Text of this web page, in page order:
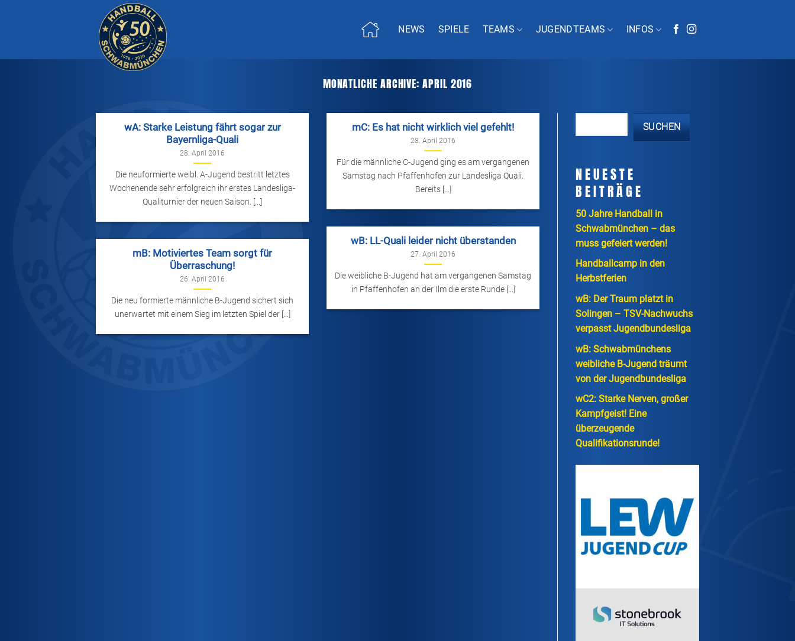
NEWS SPIELE TEAMS JUGENDTEAMS INFOS
MONATLICHE ARCHIVE:APRIL 2016
wA: Starke Leistung fährt sogar zur
Bayernliga-Quali
28. April 2016
Die neuformierte weibl. A-Jugend bestritt letztes
Wochenende sehr erfolgreich ihr erstes Landesliga-
Qualiturnier der neuen Saison. [...]
mC: Es hat nicht wirklich viel gefehlt!
28. April 2016
Für die männliche C-Jugend ging es am vergangenen
Samstag nach Pfaffenhofen zur Landesliga Quali.
Bereits [...]
wB: LL-Quali leider nicht überstanden
27. April 2016
Die weibliche B-Jugend hat am vergangenen Samstag
in Pfaffenhofen an der Ilm die erste Runde [...]
mB: Motiviertes Team sorgt für
Überraschung!
26. April 2016
Die neu formierte männliche B-Jugend sichert sich
unerwartet mit einem Sieg im letzten Spiel der [...]
SUCHEN
NEUESTE
BEITRÄGE
50 Jahre Handball in
Schwabmünchen – das
muss gefeiert werden!
Handballcamp in den
Herbstferien
wB: Der Traum platzt in
Solingen – TSV-Nachwuchs
verpasst Jugendbundesliga
wB: Schwabmünchens
weibliche B-Jugend träumt
von der Jugendbundesliga
wC2: Starke Nerven, großer
Kampfgeist! Eine
überzeugende
Qualifikationsrunde!